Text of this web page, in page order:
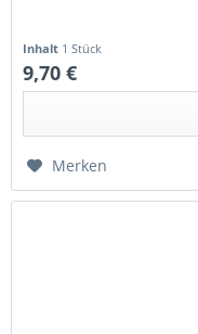
Inhalt 1 Stück
9,70 €
Merken